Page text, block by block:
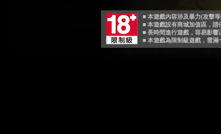
■ 本遊戲內容涉及暴力(攻擊
■ 本遊戲設有商城加值區，
■ 長時間進行遊戲，容易影
■ 本遊戲為限制級遊戲，需